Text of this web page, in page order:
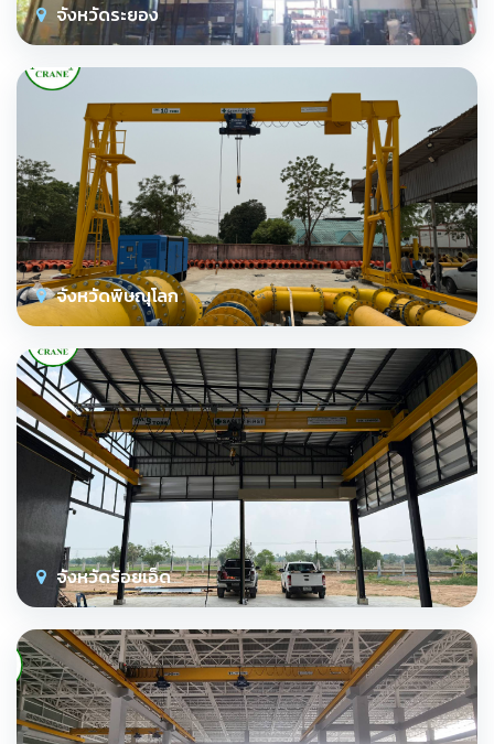
จังหวัดระยอง
จังหวัดพิษณุโลก
จังหวัดร้อยเอ็ด